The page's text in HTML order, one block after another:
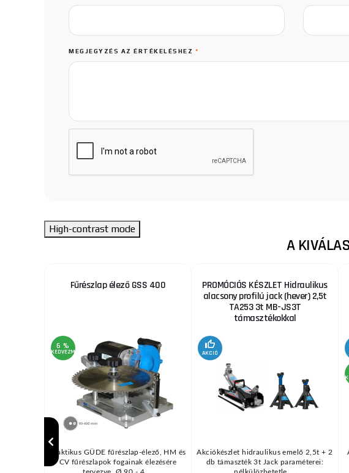
MEGJEGYZÉS AZ ÉRTÉKELÉSHEZ *
High-contrast mode
A
Fűrészlap élező GSS 400
6 %
KEDVEZMÉNY
Praktikus GÜDE fűrészlap-élező, HM és
CV fűrészlapok fogainak élezésére
PROMÓCIÓS KÉSZLET Hidraulikus
alacsony profilú jack (hever) 2,5t
TA253 3t MB-JS3T
támasztékokkal
AKCIÓ
Akciókészlet hidraulikus emelő 2,5t + 2
db támaszték 3t Jack paraméterei: